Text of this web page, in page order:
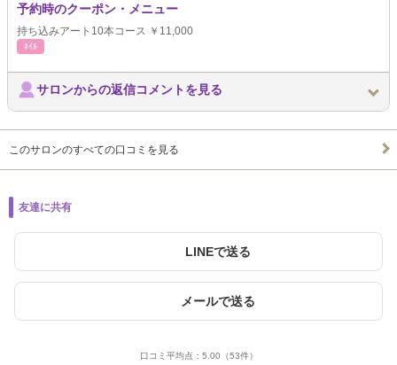
予約時のクーポン・メニュー
持ち込みアート10本コース ￥11,000
ﾈｲﾙ
サロンからの返信コメントを見る
このサロンのすべての口コミを見る
友達に共有
LINEで送る
メールで送る
口コミ平均点： 5.00 （53件）